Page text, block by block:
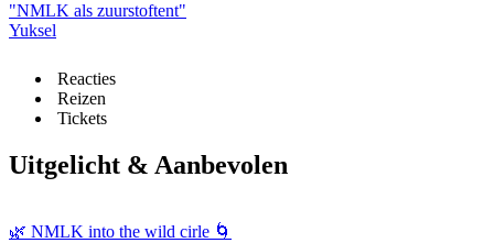
"NMLK als zuurstoftent"
Yuksel
Reacties
Reizen
Tickets
Uitgelicht & Aanbevolen
🌿 NMLK into the wild cirle 🌀